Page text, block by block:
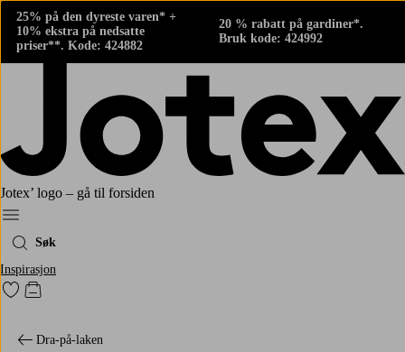
25% på den dyreste varen* +
10% ekstra på nedsatte
priser**. Kode: 424882
20 % rabatt på gardiner*.
Bruk kode: 424992
Jotex’ logo – gå til forsiden
Meny
Søk
Inspirasjon
Gå til favorittmerkede produkter
Gå til handlekurven
Dra-på-laken